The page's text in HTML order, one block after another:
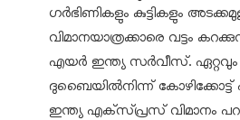
ഗർഭിണികളും കുട്ടികളും
വിമാനയാത്രക്കാരെ വട്ടം
എയർ ഇന്ത്യ സർവീസ്. ഏറ്റവും
ദുബൈയിൽനിന്ന്
ഇന്ത്യ എക്‌സ്പ്രസ് വിമാനം